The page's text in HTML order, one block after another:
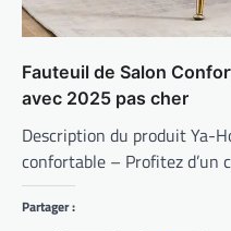
Fauteuil de Salon
avec 2025 pas cher
Description du produit Ya-
confortable – Profitez d’un
Partager :